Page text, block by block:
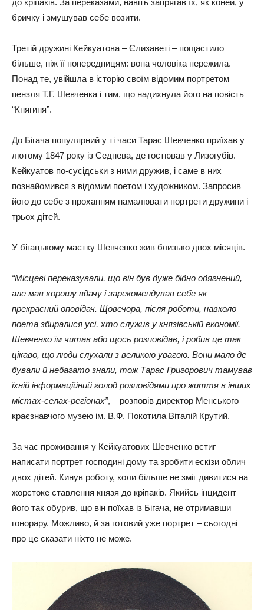
бричку і змушував себе возити.
Третій дружині Кейкуатова – Єлизаветі – пощастило
більше, ніж її попередницям: вона чоловіка пережила.
Понад те, увійшла в історію своїм відомим портретом
пензля Т.Г. Шевченка і тим, що надихнула його на повість
“Княгиня”.
До Бігача популярний у ті часи Тарас Шевченко приїхав у
лютому 1847 року із Седнева, де гостював у Лизогубів.
Кейкуатов по-сусідськи з ними дружив, і саме в них
познайомився з відомим поетом і художником. Запросив
його до себе з проханням намалювати портрети дружини і
трьох дітей.
У бігацькому маєтку Шевченко жив близько двох місяців.
“Місцеві переказували, що він був дуже бідно одягнений,
але мав хорошу вдачу і зарекомендував себе як
прекрасний оповідач. Щовечора, після роботи, навколо
поета збиралися усі, хто служив у князівській економії.
Шевченко їм читав або щось розповідав, і робив це так
цікаво, що люди слухали з великою увагою. Вони мало де
бували й небагато знали, тож Тарас Григорович тамував
їхній інформаційний голод розповідями про життя в інших
містах-селах-регіонах”, – розповів директор Менського
краєзнавчого музею ім. В.Ф. Покотила Віталій Крутий.
За час проживання у Кейкуатових Шевченко встиг
написати портрет господині дому та зробити ескізи облич
двох дітей. Кинув роботу, коли більше не зміг дивитися на
жорстоке ставлення князя до кріпаків. Якийсь інцидент
його так обурив, що він поїхав із Бігача, не отримавши
гонорару. Можливо, й за готовий уже портрет – сьогодні
про це сказати ніхто не може.